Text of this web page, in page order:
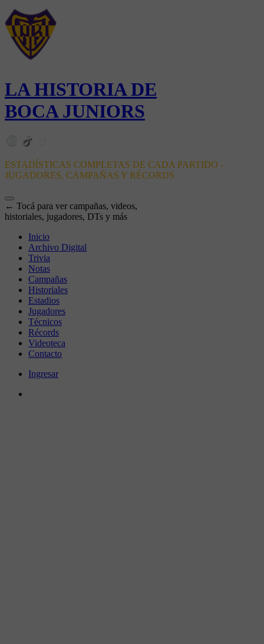
LA HISTORIA DE
BOCA JUNIORS
ESTADÍSTICAS COMPLETAS DE CADA PARTIDO -
JUGADORES, CAMPAÑAS Y RÉCORDS
← Tocá para ver campañas, videos,
historiales, jugadores, DTs y más
Inicio
Archivo Digital
Trivia
Notas
Campañas
Historiales
Estadios
Jugadores
Técnicos
Récords
Videoteca
Contacto
Ingresar